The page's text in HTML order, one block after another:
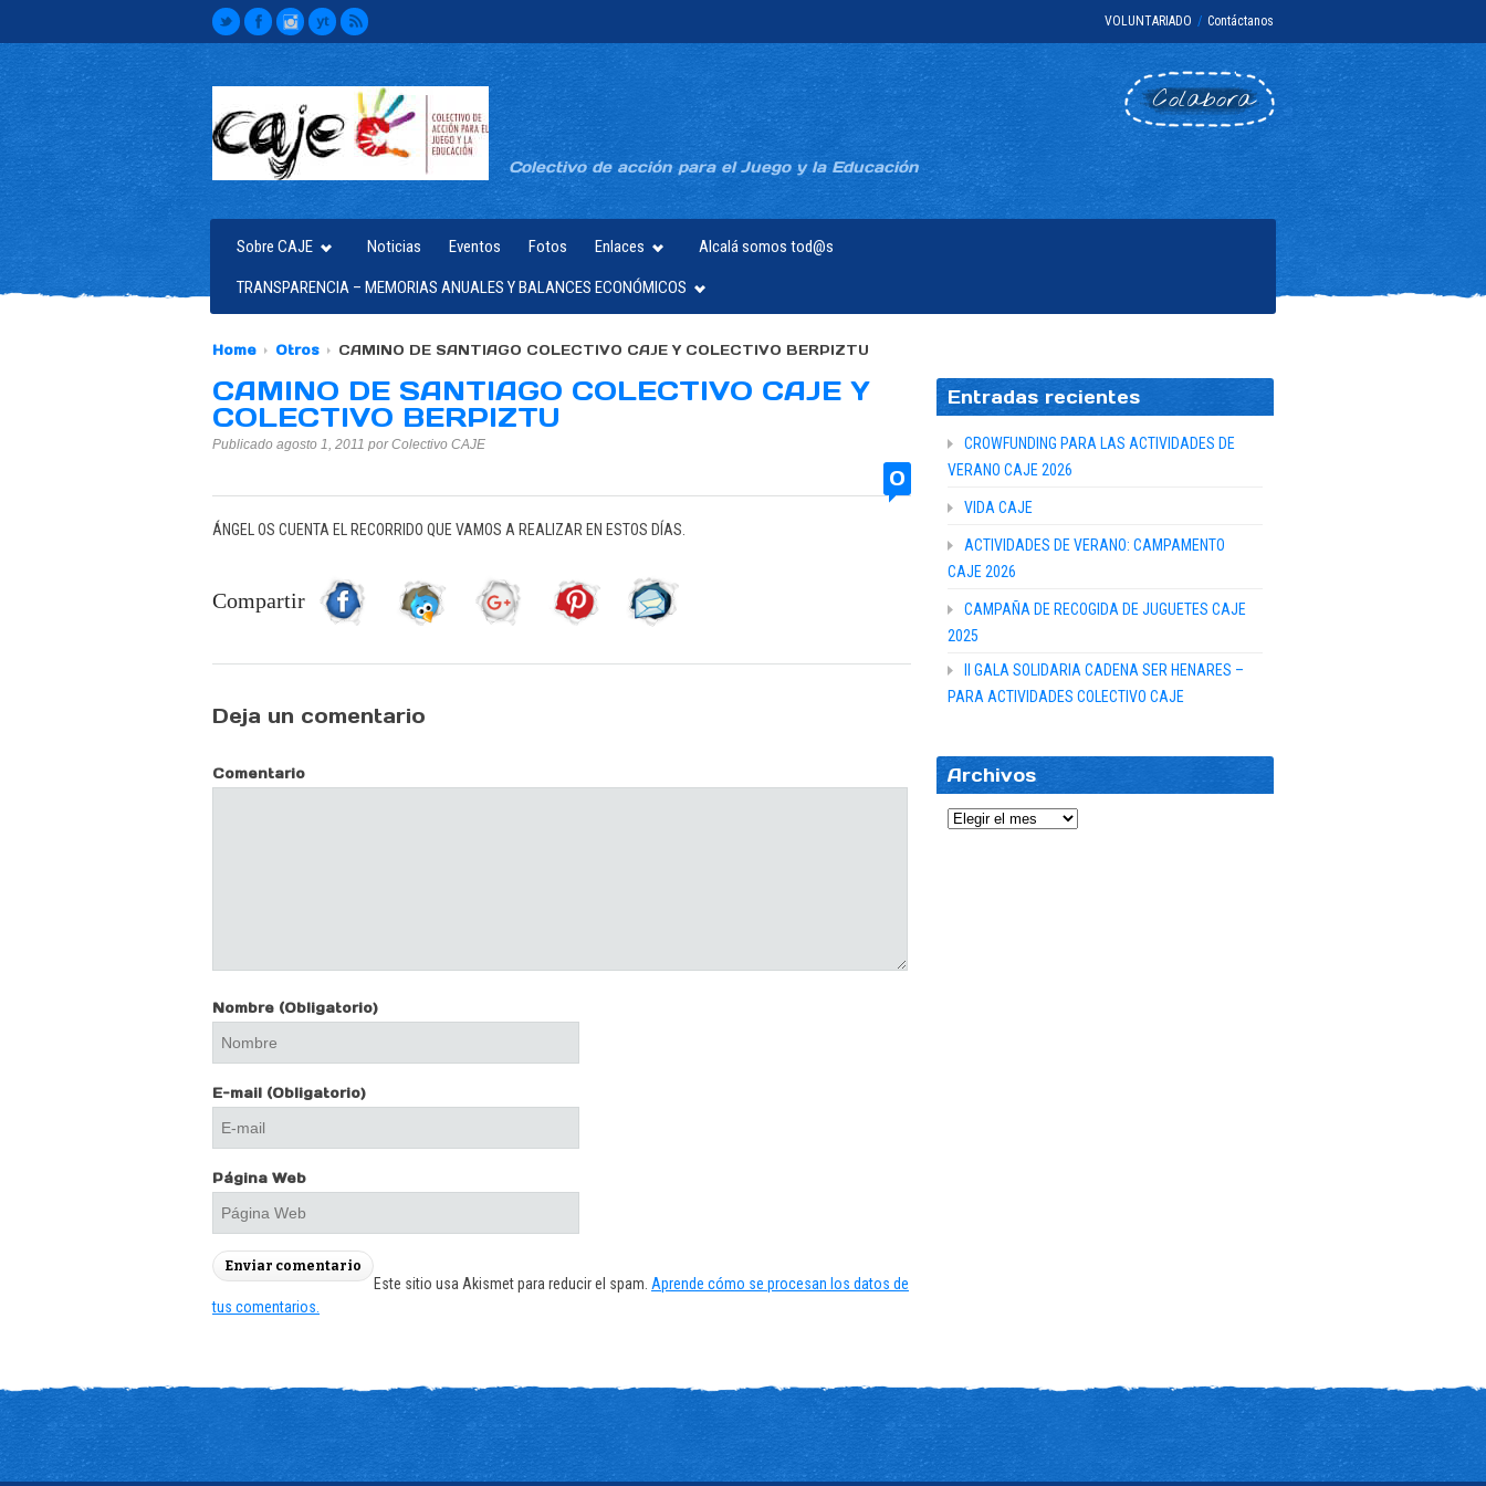
VOLUNTARIADO / Contáctanos
Colectivo de acción para el Juego y la Educación
Colabora
Sobre CAJE Noticias Eventos Fotos Enlaces Alcalá somos tod@s
TRANSPARENCIA – MEMORIAS ANUALES Y BALANCES ECONÓMICOS
Home Otros CAMINO DE SANTIAGO COLECTIVO CAJE Y COLECTIVO BERPIZTU
CAMINO DE SANTIAGO COLECTIVO CAJE Y
COLECTIVO BERPIZTU
Publicado agosto 1, 2011 por Colectivo CAJE
0
ÁNGEL OS CUENTA EL RECORRIDO QUE VAMOS A REALIZAR EN ESTOS DÍAS.
Compartir
Deja un comentario
Comentario
Nombre (Obligatorio)
E-mail (Obligatorio)
Página Web
Este sitio usa Akismet para reducir el spam. Aprende cómo se procesan los datos de
tus comentarios.
Entradas recientes
CROWFUNDING PARA LAS ACTIVIDADES DE
VERANO CAJE 2026
VIDA CAJE
ACTIVIDADES DE VERANO: CAMPAMENTO
CAJE 2026
CAMPAÑA DE RECOGIDA DE JUGUETES CAJE
2025
II GALA SOLIDARIA CADENA SER HENARES –
PARA ACTIVIDADES COLECTIVO CAJE
Archivos
Archivos